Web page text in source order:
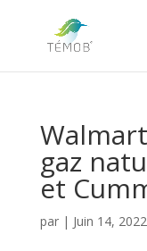
gaz
et
par | Juin 14, 2022